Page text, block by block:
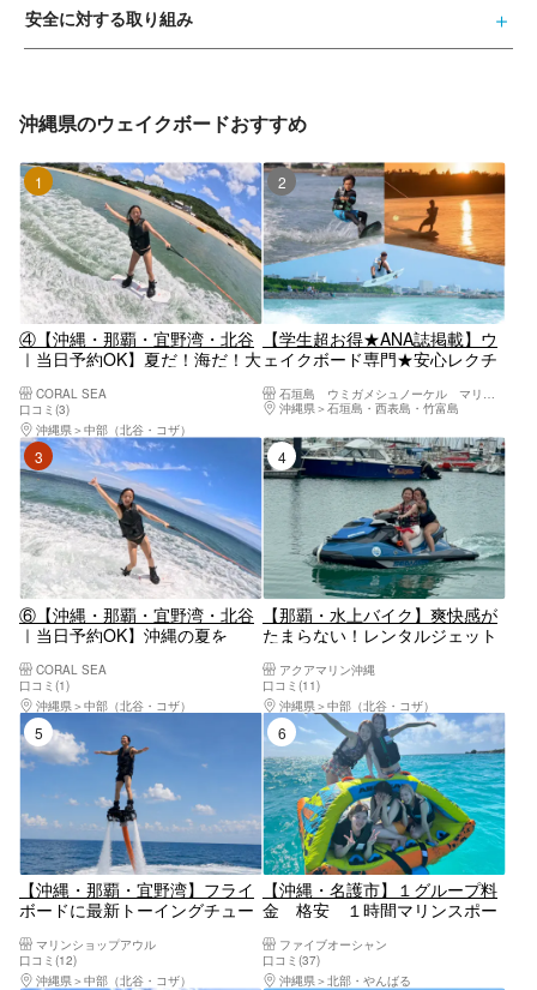
安全に対する取り組み
沖縄県のウェイクボードおすすめ
1位
④【沖縄・那覇・宜野湾・北谷
｜当日予約OK】夏だ！海だ！大
★フライボード・ホバーボー
ド・ウェイクボード体験♪
CORAL SEA
口コミ(3)
沖縄県
中部（北谷・コザ）
2位
【学生超お得★ANA誌掲載】ウ
ェイクボード専門★安心レクチ
ちたい！上手になりたい！全国
大会出場・プロライダー輩出★
機材完備【石垣島・ウェイクボ
ード】
石垣島 ウミガメシュノーケル マリンショップHAPPY
沖縄県
石垣島・西表島・竹富島
3位
⑥【沖縄・那覇・宜野湾・北谷
｜当日予約OK】沖縄の夏を
２種チョイス！フライボードと
ウェイクボードが両方楽しめる
体験プラン♪
CORAL SEA
口コミ(1)
沖縄県
中部（北谷・コザ）
4位
【那覇・水上バイク】爽快感が
たまらない！レンタルジェット
時間）
アクアマリン沖縄
口コミ(11)
沖縄県
中部（北谷・コザ）
【沖縄・那覇・宜野湾】フライ
ボードに最新トーイングチュー
ィから 2点選べる!お得で大人気
『Cプラン ♪』
マリンショップアウル
口コミ(12)
沖縄県
中部（北谷・コザ）
6位
【沖縄・名護市】１グループ料
金 格安 １時間マリンスポー
ファイブオーシャン
口コミ(37)
沖縄県
北部・やんばる